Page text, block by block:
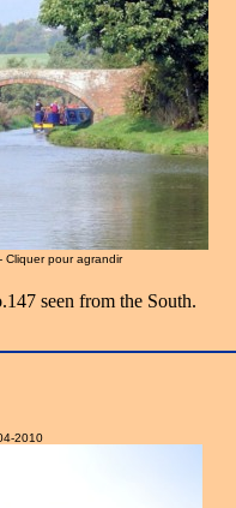
Cliquer pour agrandir
seen from the South.
2010